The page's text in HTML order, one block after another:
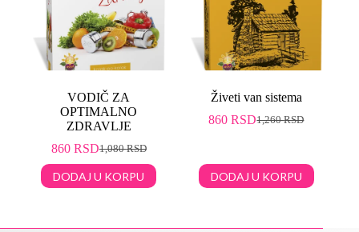
VODIČ ZA
OPTIMALNO
ZDRAVLJE
1,080RSD
860 RSD
DODAJ U KORPU
Živeti van sistema
1,260RSD
860RSD
DODAJ U KORPU